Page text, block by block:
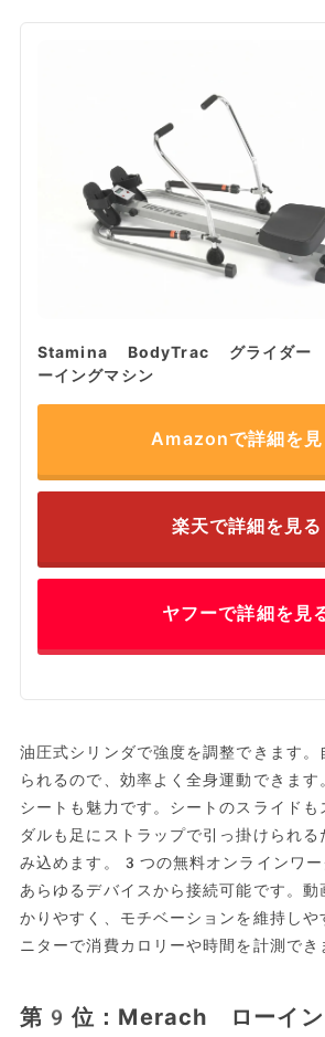
Stamina BodyTrac グライ
ーイングマシン
Amazonで詳細を見
楽天で詳細を見る
ヤフーで詳細を見
油圧式シリンダで強度を調整できます。
られるので、効率よく全身運動できま
シートも魅力です。シートのスライド
ダルも足にストラップで引っ掛けられ
み込めます。3つの無料オンラインワー
あらゆるデバイスから接続可能です。動
かりやすく、モチベーションを維持しや
ニターで消費カロリーや時間を計測でき
第9位：Merach ローイン